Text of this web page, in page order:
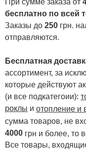
При сумме заказа от
бесплатно по всей
Заказы до 250 грн.
отправляются.
Бесплатная
ассортимент, за
которые действуют
(и все подкатегоии):
роклы и отопление и
сумма товаров, не
4000 грн и более, то
Все товары,